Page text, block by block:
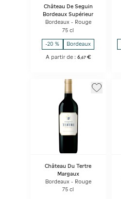
Château De Seguin
Bordeaux Supérieur
Bordeaux - Rouge
75 cl
-20 % Bordeaux
A partir de : 6,67 €
Château Du Tertre
Margaux
Bordeaux - Rouge
75 cl